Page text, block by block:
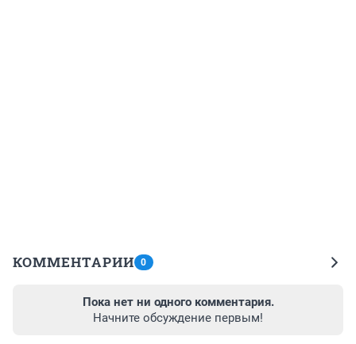
КОММЕНТАРИИ 0
Пока нет ни одного комментария.
Начните обсуждение первым!